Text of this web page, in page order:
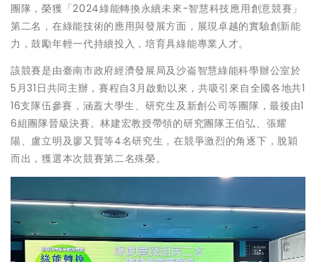
團隊，榮獲「2024綠能轉換永續未來-智慧科技應用創意競賽」
第二名，在綠能技術的應用與發展方面，展現卓越的實驗創新能
力，鼓勵年輕一代持續投入，培育具綠能專業人才。
該競賽是由臺南市政府經濟發展局及沙崙智慧綠能科學辦公室於
5月31日共同主辦，賽程自3月啟動以來，共吸引來自全國各地共1
16支隊伍參賽，涵蓋大學生、研究生及新創公司等團隊，最後由1
6組團隊晉級決賽。林建宏教授帶領的研究團隊王伯弘、張耀
陽、盧立明及廖又賢等4名研究生，在競爭激烈的角逐下，脫穎
而出，獲選本次競賽第二名殊榮。